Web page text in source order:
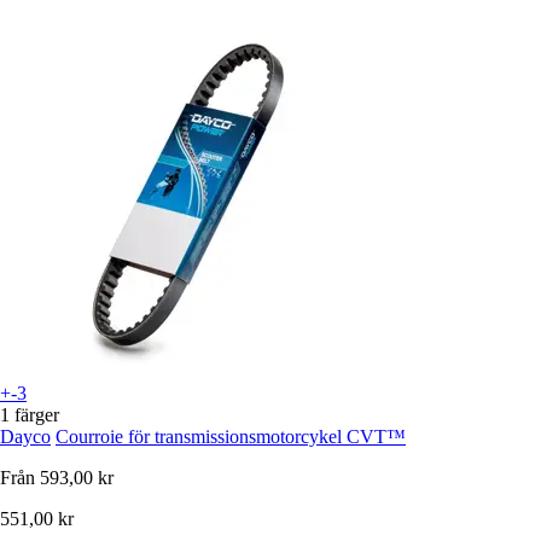
+-3
1 färger
Dayco Courroie för transmissionsmotorcykel CVT™
Från 593,00 kr
551,00 kr